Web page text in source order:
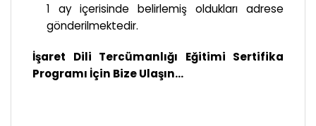
1 ay içerisinde belirlemiş oldukları adrese
gönderilmektedir.
İşaret Dili Tercümanlığı Eğitimi Sertifika
Programı İçin Bize Ulaşın…